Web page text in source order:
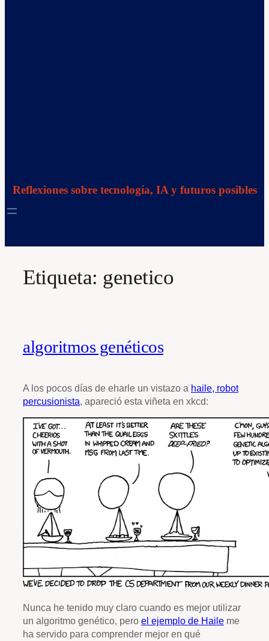
Reflexiones sobre tecnología, IA y futuros posibles
Etiqueta: genetico
algoritmos genéticos
A los pocos días de eharle un vistazo a haile, robot
percusionista, apareció esta viñeta en xkcd:
Nunca he tenido muy claro cuando es mejor utilizar
un algoritmo genético, pero el ejemplo de Haile me
ha servido para comprender mejor en qué